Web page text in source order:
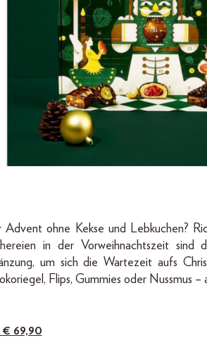
Advent ohne Kekse und Lebkuchen?
in der Vorweihnachtszeit sind
um sich die Wartezeit aufs
Flips, Gummies oder Nussmus –
69,90